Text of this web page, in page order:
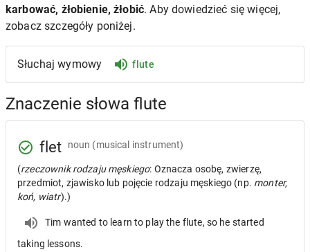
karbować, żłobienie, żłobić. Aby dowiedzieć się więcej,
zobacz szczegóły poniżej.
Słuchaj wymowy flute
Znaczenie słowa flute
flet noun (musical instrument)
(rzeczownik rodzaju męskiego: Oznacza osobę, zwierzę,
przedmiot, zjawisko lub pojęcie rodzaju męskiego (np. monter,
koń, wiatr).)
Tim wanted to learn to play the flute, so he started
taking lessons.